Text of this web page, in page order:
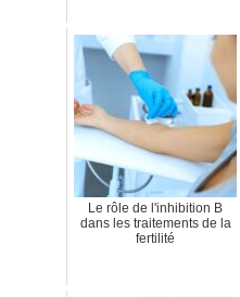
Le rôle de l'inhibition B
dans les traitements de la
fertilité